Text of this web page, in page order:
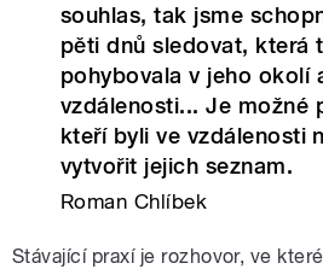
souhlas, tak jsme
pěti dnů sledovat, která
pohybovala v jeho okolí
vzdálenosti... Je možné
kteří byli ve vzdálenosti
vytvořit jejich seznam.
Roman Chlíbek
Stávající praxí je rozhovor, ve